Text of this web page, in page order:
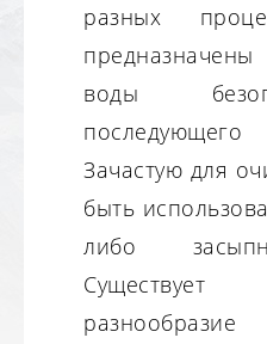
разных
воды
последующего
Зачастую для
быть
либо